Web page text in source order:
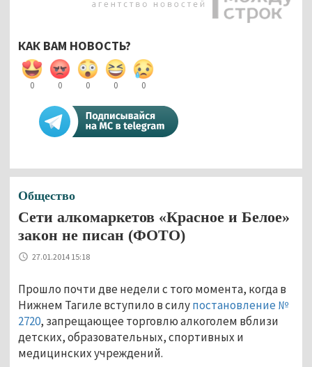
КАК ВАМ НОВОСТЬ?
0 0 0 0 0
Общество
Сети алкомаркетов «Красное и Белое»
закон не писан (ФОТО)
27.01.2014 15:18
Прошло почти две недели с того момента, когда в
Нижнем Тагиле вступило в силупостановление №
2720, запрещающее торговлю алкоголем вблизи
детских, образовательных, спортивных и
медицинских учреждений.